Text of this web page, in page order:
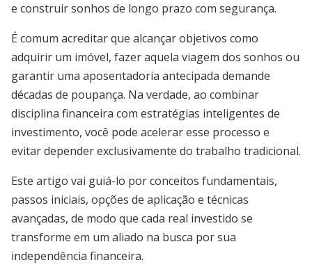
e construir sonhos de longo prazo com segurança.
É comum acreditar que alcançar objetivos como
adquirir um imóvel, fazer aquela viagem dos sonhos ou
garantir uma aposentadoria antecipada demande
décadas de poupança. Na verdade, ao combinar
disciplina financeira com estratégias inteligentes de
investimento, você pode acelerar esse processo e
evitar depender exclusivamente do trabalho tradicional.
Este artigo vai guiá-lo por conceitos fundamentais,
passos iniciais, opções de aplicação e técnicas
avançadas, de modo que cada real investido se
transforme em um aliado na busca por sua
independência financeira.